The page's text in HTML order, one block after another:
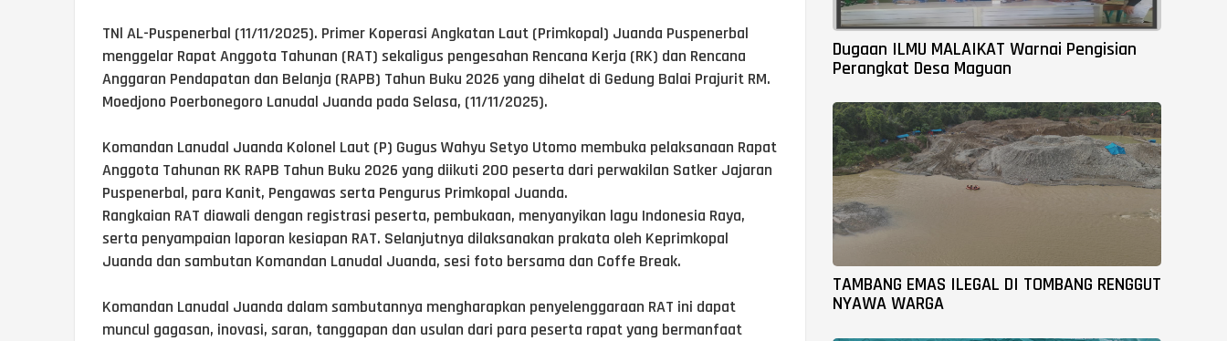
TNl AL-Puspenerbal (11/11/2025). Primer Koperasi Angkatan Laut (Primkopal) Juanda‎ Puspenerbal
menggelar Rapat Anggota Tahunan (RAT) sekaligus pengesahan Rencana Kerja (RK) dan Rencana
Anggaran Pendapatan dan Belanja (RAPB) Tahun Buku 2026 yang dihelat di Gedung Balai Prajurit RM.
Moedjono Poerbonegoro Lanudal Juanda pada Selasa, (11/11/2025).
Komandan Lanudal Juanda Kolonel Laut (P) Gugus Wahyu Setyo Utomo membuka pelaksanaan Rapat
Anggota Tahunan RK RAPB Tahun Buku 2026 yang diikuti 200 peserta dari perwakilan Satker Jajaran
Puspenerbal, para Kanit, Pengawas serta Pengurus Primkopal Juanda.
Rangkaian RAT diawali dengan registrasi peserta, pembukaan, menyanyikan lagu Indonesia Raya,
serta penyampaian laporan kesiapan RAT. Selanjutnya dilaksanakan prakata oleh Keprimkopal
Juanda dan sambutan Komandan Lanudal Juanda, sesi foto bersama dan Coffe Break.
‎Komandan Lanudal Juanda dalam sambutannya mengharapkan penyelenggaraan RAT ini dapat
muncul gagasan, inovasi, saran, tanggapan dan usulan dari para peserta rapat yang bermanfaat
Dugaan ILMU MALAIKAT Warnai Pengisian
Perangkat Desa Maguan
TAMBANG EMAS ILEGAL DI TOMBANG RENGGUT
NYAWA WARGA